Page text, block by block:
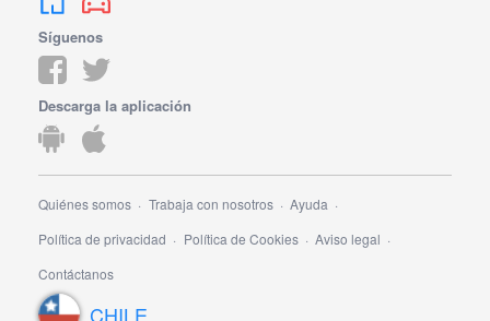
Síguenos
Descarga la aplicación
Quiénes somos Trabaja con nosotros
Ayuda
Política de privacidad
Política de Cookies
Aviso legal
Contáctanos
CHILE